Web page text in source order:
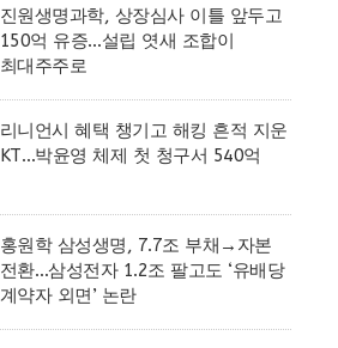
진원생명과학, 상장심사 이틀 앞두고
150억 유증…설립 엿새 조합이
최대주주로
리니언시 혜택 챙기고 해킹 흔적 지운
KT…박윤영 체제 첫 청구서 540억
홍원학 삼성생명, 7.7조 부채→자본
전환…삼성전자 1.2조 팔고도 ‘유배당
계약자 외면’ 논란